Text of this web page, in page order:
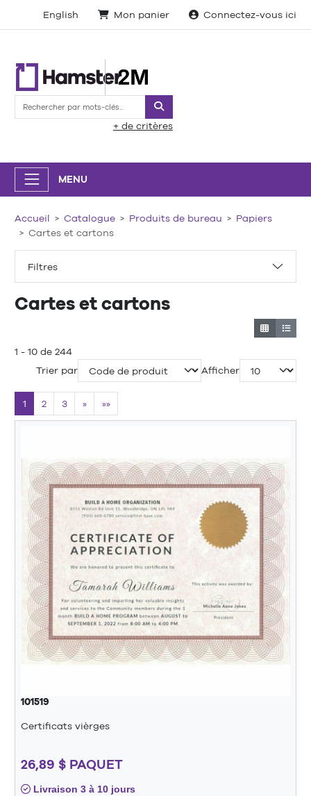
English Mon panier Connectez-vous ici
Rechercher
+ de critères
MENU
Filtres
Accueil Catalogue Produits de bureau
Papiers
Cartes et cartons
Cartes et cartons
1 - 10 de 244
Trier par
Afficher
1 2 3 » »»
101519
Certificats vièrges
26,89 $ PAQUET
Livraison 3 à 10 jours